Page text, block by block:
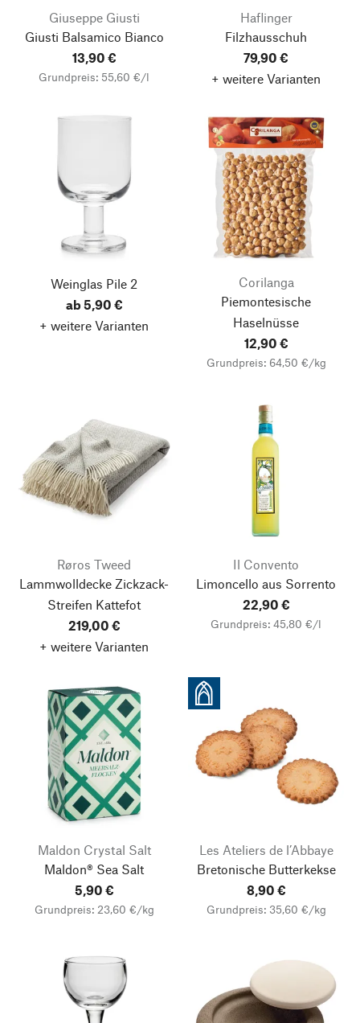
Giuseppe Giusti
Giusti Balsamico Bianco
13,90 €
Grundpreis: 55,60 €/l
Haflinger
Filzhausschuh
79,90 €
+ weitere Varianten
Weinglas Pile 2
ab 5,90 €
+ weitere Varianten
Corilanga
Piemontesische
Haselnüsse
12,90 €
Grundpreis: 64,50 €/kg
Røros Tweed
Lammwolldecke Zickzack-
Streifen Kattefot
219,00 €
+ weitere Varianten
Il Convento
Limoncello aus Sorrento
22,90 €
Grundpreis: 45,80 €/l
Maldon Crystal Salt
Maldon® Sea Salt
5,90 €
Grundpreis: 23,60 €/kg
Les Ateliers de l’Abbaye
Bretonische Butterkekse
8,90 €
Grundpreis: 35,60 €/kg